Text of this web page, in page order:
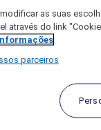
as suas
através do link
parceiros